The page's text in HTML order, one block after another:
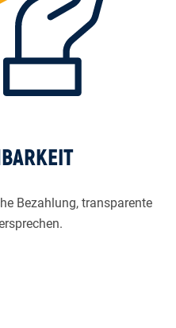
Bezahlung, transparente